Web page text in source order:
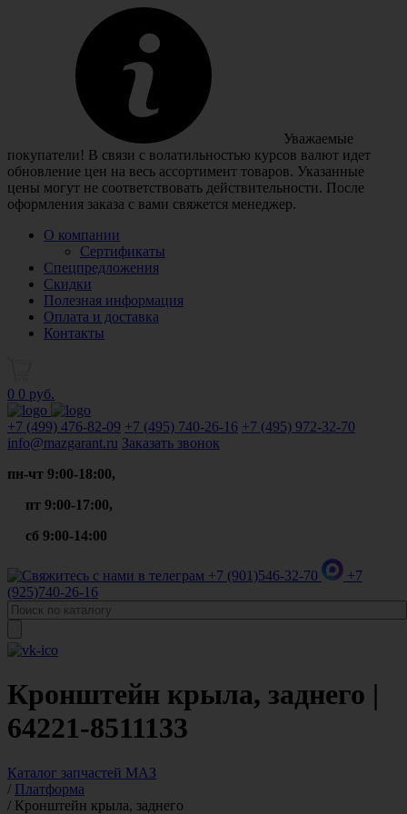
Уважаемые
покупатели! В связи с волатильностью курсов валют идет
обновление цен на весь ассортимент товаров. Указанные
цены могут не соответствовать действительности. После
оформления заказа с вами свяжется менеджер.
О компании
Сертификаты
Спецпредложения
Скидки
Полезная информация
Оплата и доставка
Контакты
0 0 руб.
+7 (499) 476-82-09 +7 (495) 740-26-16 +7 (495) 972-32-70
info@mazgarant.ru Заказать звонок
пн-чт 9:00-18:00,
пт 9:00-17:00,
сб 9:00-14:00
+7 (901)546-32-70
+7
(925)740-26-16
Кронштейн крыла, заднего |
64221-8511133
Каталог запчастей МАЗ
/ Платформа
/ Кронштейн крыла, заднего